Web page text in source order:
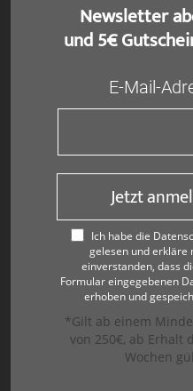
Newsletter
und 5€
E-Mail-
Jetzt
Ich habe die
gelesen und erkläre
einverstanden, dass
Formular eingegebenen
erhoben und
*Gilt ab einem
von 250€, ab Erhalt
Wochen